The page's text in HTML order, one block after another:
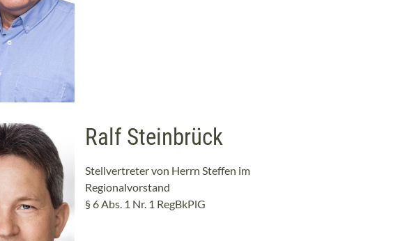
Ralf Steinbrück
Stellvertreter von Herrn Steffen im
Regionalvorstand
§ 6 Abs. 1 Nr. 1 RegBkPlG